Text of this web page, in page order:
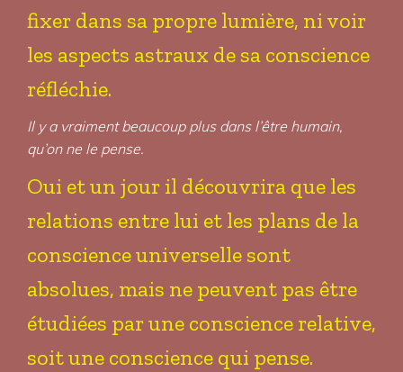
fixer dans sa propre lumière, ni voir
les aspects astraux de sa conscience
réfléchie.
Il y a vraiment beaucoup plus dans l’être humain,
qu’on ne le pense.
Oui et un jour il découvrira que les
relations entre lui et les plans de la
conscience universelle sont
absolues, mais ne peuvent pas être
étudiées par une conscience relative,
soit une conscience qui pense.